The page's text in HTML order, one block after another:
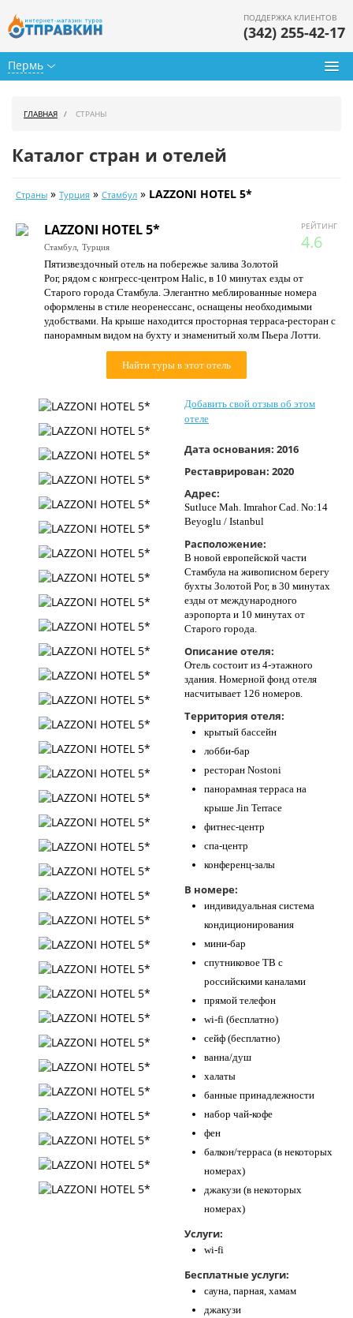
Пермь
ПОДДЕРЖКА КЛИЕНТОВ
(342) 255-42-17
Календарь туров
Цены дня
Страны
Как купить
О нас
ГЛАВНАЯ СТРАНЫ
Каталог стран и отелей
Страны » Турция » Стамбул » LAZZONI HOTEL 5*
РЕЙТИНГ
4.6
LAZZONI HOTEL 5*
Стамбул, Турция
Пятизвездочный отель на побережье залива Золотой
Рог, рядом с конгресс-центром Halic, в 10 минутах езды от
Старого города Стамбула. Элегантно меблированные номера
оформлены в стиле неоренессанс, оснащены необходимыми
удобствами. На крыше находится просторная терраса-ресторан с
панорамным видом на бухту и знаменитый холм Пьера Лотти.
Найти туры в этот отель
Добавить свой отзыв об этом
отеле
Дата основания: 2016
Реставрирован: 2020
Адрес:
Sutluce Mah. Imrahor Cad. No:14
Beyoglu / Istanbul
Расположение:
В новой европейской части
Стамбула на живописном берегу
бухты Золотой Рог, в 30 минутах
езды от международного
аэропорта и 10 минутах от
Старого города.
Описание отеля:
Отель состоит из 4-этажного
здания. Номерной фонд отеля
насчитывает 126 номеров.
Территория отеля:
крытый бассейн
лобби-бар
ресторан Nostoni
панорамная терраса на
крыше Jin Terrace
фитнес-центр
спа-центр
конференц-залы
В номере:
индивидуальная система
кондиционирования
мини-бар
спутниковое ТВ с
российскими каналами
прямой телефон
wi-fi (бесплатно)
сейф (бесплатно)
ванна/душ
халаты
банные принадлежности
набор чай-кофе
фен
балкон/терраса (в некоторых
номерах)
джакузи (в некоторых
номерах)
Услуги:
wi-fi
Бесплатные услуги:
сауна, парная, хамам
джакузи